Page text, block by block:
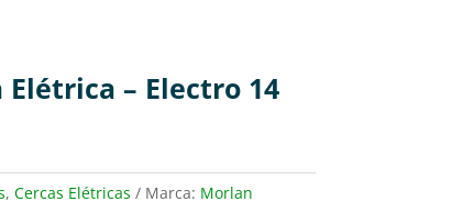
– Electro 14
, Cercas Elétricas Marca: Morlan